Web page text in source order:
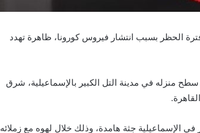
الحظر بسبب انتشار فيروس كورونا، ظاهرة تهدد
في مدينة التل الكبير بالإسماعيلية، شرق
جثة هامدة، وذلك خلال لهوه مع زملائه